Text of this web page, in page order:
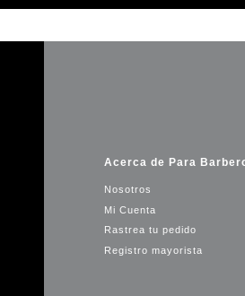
Acerca de Para
Nosotros
Mi Cuenta
Rastrea tu pedido
Registro mayorista